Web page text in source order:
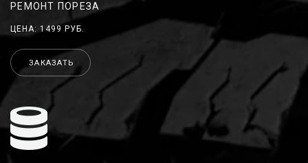
РЕМОНТ ПОРЕЗА
ЦЕНА: 1499 РУБ.
ЗАКАЗАТЬ